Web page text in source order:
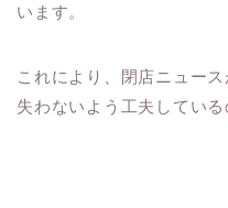
います。
これにより、閉店ニュー
失わないよう工夫している